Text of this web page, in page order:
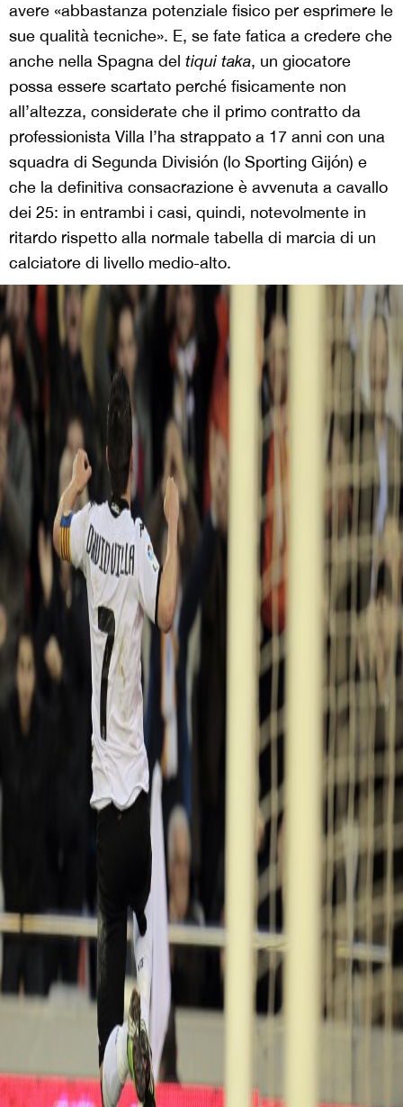
avere «abbastanza potenziale fisico per esprimere le
sue qualità tecniche». E, se fate fatica a credere che
anche nella Spagna del tiqui taka, un giocatore
possa essere scartato perché fisicamente non
all’altezza, considerate che il primo contratto da
professionista Villa l’ha strappato a 17 anni con una
squadra di Segunda División (lo Sporting Gijón) e
che la definitiva consacrazione è avvenuta a cavallo
dei 25: in entrambi i casi, quindi, notevolmente in
ritardo rispetto alla normale tabella di marcia di un
calciatore di livello medio-alto.